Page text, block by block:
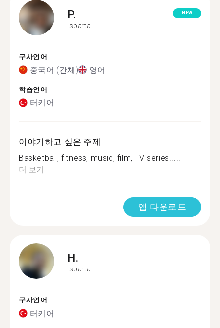
P.
Isparta
NEW
구사언어
중국어 (간체) 영어
학습언어
터키어
이야기하고 싶은 주제
Basketball, fitness, music, film, TV series.....
더 보기
앱 다운로드
H.
Isparta
구사언어
터키어